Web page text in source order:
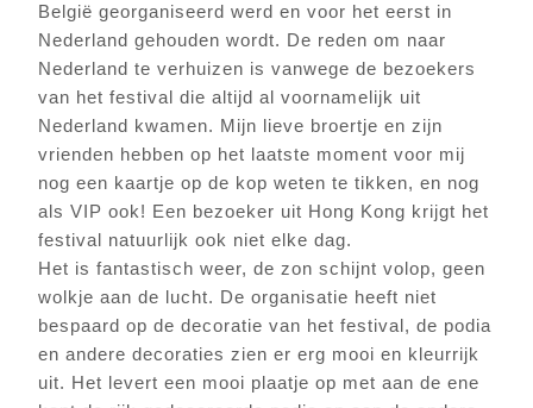
België georganiseerd werd en voor het eerst in
Nederland gehouden wordt. De reden om naar
Nederland te verhuizen is vanwege de bezoekers
van het festival die altijd al voornamelijk uit
Nederland kwamen. Mijn lieve broertje en zijn
vrienden hebben op het laatste moment voor mij
nog een kaartje op de kop weten te tikken, en nog
als VIP ook! Een bezoeker uit Hong Kong krijgt het
festival natuurlijk ook niet elke dag.
Het is fantastisch weer, de zon schijnt volop, geen
wolkje aan de lucht. De organisatie heeft niet
bespaard op de decoratie van het festival, de podia
en andere decoraties zien er erg mooi en kleurrijk
uit. Het levert een mooi plaatje op met aan de ene